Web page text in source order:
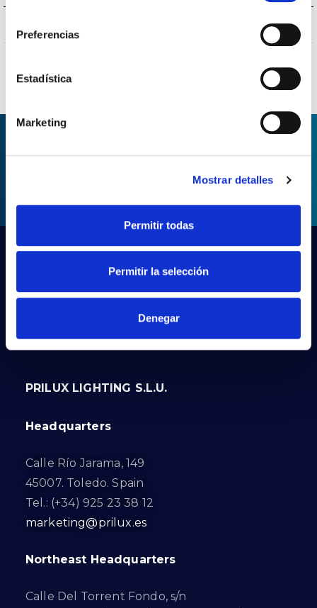
consentimiento
Preferencias
Estadística
Marketing
Mostrar detalles
Permitir todas
Permitir la selección
Denegar
NO
PRILUX LIGHTING S.L.U.
Headquarters
Calle Río Jarama, 149
45007. Toledo. Spain
Tel.: (+34) 925 23 38 12
marketing@prilux.es
Northeast Headquarters
Calle Del Torrent Fondo, s/n